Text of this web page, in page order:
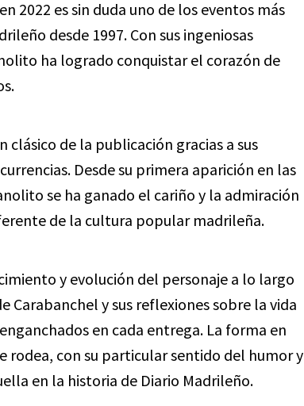
2022 es sin duda uno de los eventos más
desde 1997. Con sus ingeniosas
ha logrado conquistar el corazón de
clásico de la publicación gracias a sus
Desde su primera aparición en las
se ha ganado el cariño y la admiración
de la cultura popular madrileña.
y evolución del personaje a lo largo
Carabanchel y sus reflexiones sobre la vida
en cada entrega. La forma en
con su particular sentido del humor y
en la historia de Diario Madrileño.